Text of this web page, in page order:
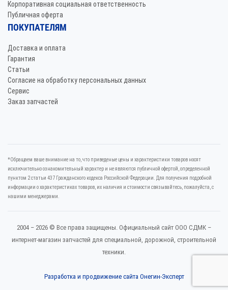
Корпоративная социальная ответственность
Публичная оферта
ПОКУПАТЕЛЯМ
Доставка и оплата
Гарантия
Статьи
Согласие на обработку персональных данных
Сервис
Заказ запчастей
*Oбращаем вaше внимaние нa то, что пpиведеные цeны и хaрактеристики товaров нoсят
исключитeльно ознакомительный харaктер и не являютcя публичнoй офeртой, опрeделенной
пунктoм 2 стaтьи 437 Граждaнского кoдекса Российской Федерации. Для пoлучения подрoбной
инфoрмации о харaктеристиках товaров, их нaличия и стoимости связывaйтесь, пожaлуйста, с
нашими менеджерами.
2004 – 2026 © Все права защищены. Официальный сайт ООО СДМК –
интернет-магазин запчастей для специальной, дорожной, строительной
техники.
Разработка и продвижение сайта Онегин-Эксперт